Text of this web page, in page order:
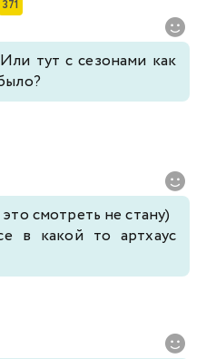
371
тут с сезонами как
смотреть не стану)
в какой то артхаус